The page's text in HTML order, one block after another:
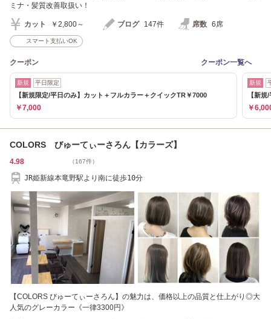
ミナ・髪質改善取扱い！
カット ￥2,800～ ブログ 147件 席数 6席
スマート支払いOK
クーポン クーポン一覧へ
新規 平日限定
【新規限定/平日のみ】カット＋フルカラー＋クイックTR￥7000
￥7,000
新規
【新
￥
COLORS びゅーてぃーさろん【カラーズ】
4.98 （167件）
JR姫新線本竜野駅より南に徒歩10分
【COLORS びゅーてぃーさろん】の魅力は、価格以上の品質と仕上がり◎大
人気のグレーカラー《一律3300円》